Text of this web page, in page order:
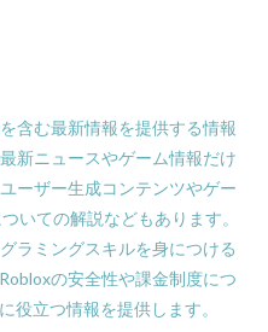
含む最新情報を提供する情報
新ニュースやゲーム情報だけ
ーザー生成コンテンツやゲー
いての解説などもあります。
ラミングスキルを身につける
の安全性や課金制度につ
役立つ情報を提供します。